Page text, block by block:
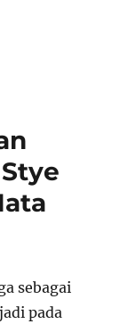
sebagai
pada